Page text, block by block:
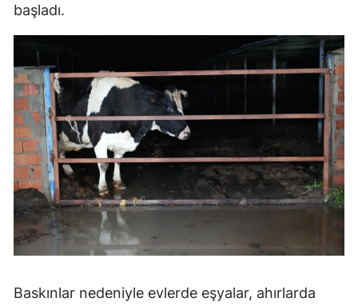
başladı.
Baskınlar nedeniyle evlerde eşyalar, ahırlarda